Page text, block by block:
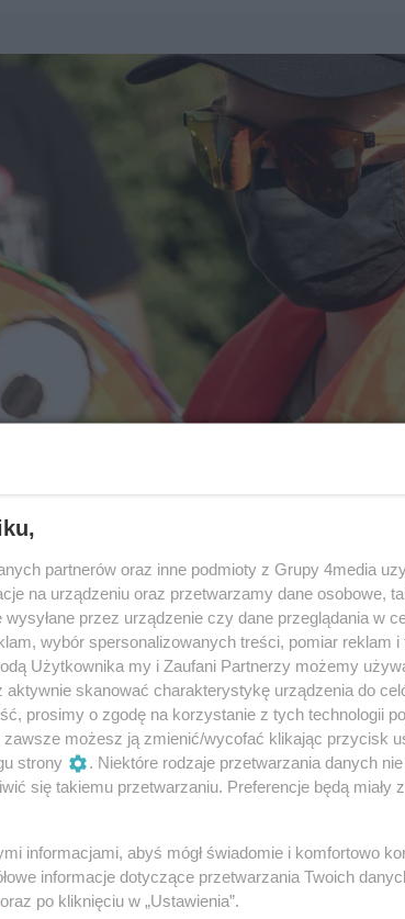
45 / 191
partnerów oraz inne podmioty z Grupy 4media
na urządzeniu oraz przetwarzamy dane osobowe,
przez urządzenie czy dane przeglądania w
wybór spersonalizowanych treści, pomiar reklam i
Użytkownika my i Zaufani Partnerzy możemy
aktywnie skanować charakterystykę urządzenia do
prosimy o zgodę na korzystanie z tych technologii
zawsze możesz ją zmienić/wycofać klikając przycisk
strony
. Niektóre rodzaje przetwarzania danych
się takiemu przetwarzaniu. Preferencje będą miały
informacjami, abyś mógł świadomie i komfortowo
informacje dotyczące przetwarzania Twoich
po kliknięciu w „Ustawienia”.